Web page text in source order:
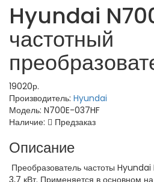
Hyundai
частотный
19020р.
Производитель: Hyundai
Модель: N700E-037HF
Наличие:
Предзаказ
Описание
Преобразователь частоты
3,7 кВт. Применяется в основном